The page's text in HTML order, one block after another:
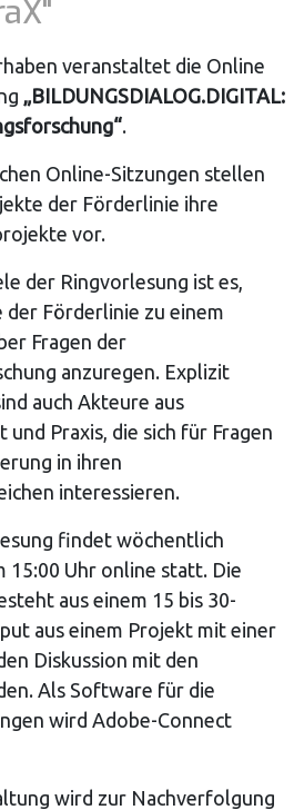
veranstaltet die Online
„BILDUNGSDIALOG.DIGITAL:
.
Online-Sitzungen stellen
der Förderlinie ihre
vor.
der Ringvorlesung ist es,
der Förderlinie zu einem
Fragen der
anzuregen. Explizit
auch Akteure aus
und Praxis, die sich für Fragen
in ihren
interessieren.
findet wöchentlich
15:00 Uhr online statt. Die
aus einem 15 bis 30-
aus einem Projekt mit einer
Diskussion mit den
Als Software für die
wird Adobe-Connect
wird zur Nachverfolgung